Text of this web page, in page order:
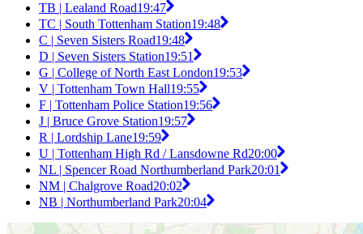
TB | Lealand Road19:47
TC | South Tottenham Station19:48
C | Seven Sisters Road19:48
D | Seven Sisters Station19:51
G | College of North East London19:53
V | Tottenham Town Hall19:55
F | Tottenham Police Station19:56
J | Bruce Grove Station19:57
R | Lordship Lane19:59
U | Tottenham High Rd / Lansdowne Rd20:00
NL | Spencer Road Northumberland Park20:01
NM | Chalgrove Road20:02
NB | Northumberland Park20:04